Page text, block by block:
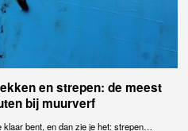
en strepen: de meest
bij muurverf
klaar bent, en dan zie je het: strepen…